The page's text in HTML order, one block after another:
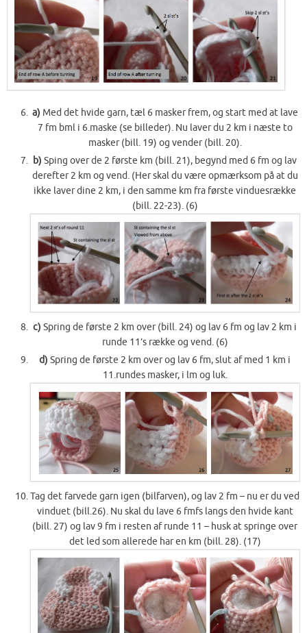
a) Med det hvide garn, tæl 6 masker frem, og start med at lave
7 fm bml i 6.maske (se billeder). Nu laver du 2 km i næste to
masker (bill. 19) og vender (bill. 20).
b)Sping over de 2 første km (bill. 21), begynd med 6 fm og lav
derefter 2 km og vend. (Her skal du være opmærksom på at du
ikke laver dine 2 km, i den samme km fra første vinduesrække
(bill. 22-23). (6)
c)Spring de første 2 km over (bill. 24) og lav 6 fm og lav 2 km i
runde 11’s række og vend. (6)
d)Spring de første 2 km over og lav 6 fm, slut af med 1 km i
11.rundes masker, i lm og luk.
Tag det farvede garn igen (bilfarven), og lav 2 fm – nu er du ved
vinduet (bill.26). Nu skal du lave 6 fmfs langs den hvide kant
(bill. 27) og lav 9 fm i resten af runde 11 – husk at springe over
det led som allerede har en km (bill. 28). (17)